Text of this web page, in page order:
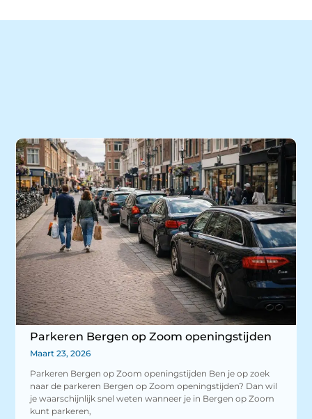
Parkeren Bergen op Zoom openingstijden
Maart 23, 2026
Parkeren Bergen op Zoom openingstijden Ben je op zoek
naar de parkeren Bergen op Zoom openingstijden? Dan wil
je waarschijnlijk snel weten wanneer je in Bergen op Zoom
kunt parkeren,